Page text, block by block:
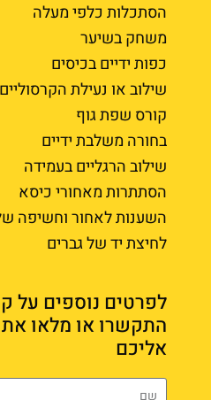
הסתכלות כלפי מעלה
משחק בשיער
כפות ידיים בכיסים
שילוב או נעילת הקרסוליים
קורס שפת גוף
בחורה משלבת ידיים
שילוב הרגליים בעמידה
הסתתרות מאחורי כיסא
השענות לאחור וחשיפה
לחיצת יד של גברים
לפרטים נוספים על
התקשרו או מלאו את
אליכם